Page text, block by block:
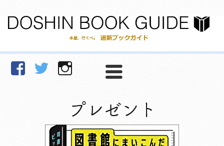
facebookTwitter Instagram